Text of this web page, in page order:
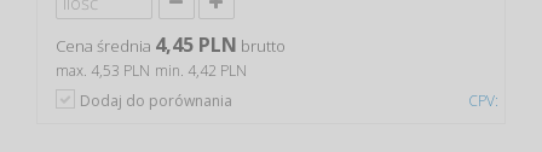
CPV:
Cena średnia 4,45 PLN brutto
max. 4,53 PLN min. 4,42 PLN
Dodaj do porównania